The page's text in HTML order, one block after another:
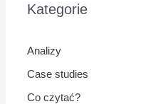
Kategorie
Analizy
Case studies
Co czytać?